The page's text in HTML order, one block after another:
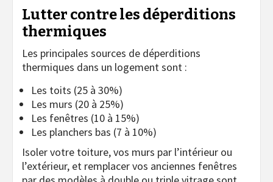
Lutter contre les déperditions
thermiques
Les principales sources de déperditions
thermiques dans un logement sont :
Les toits (25 à 30%)
Les murs (20 à 25%)
Les fenêtres (10 à 15%)
Les planchers bas (7 à 10%)
Isoler votre toiture, vos murs par l’intérieur ou
l’extérieur, et remplacer vos anciennes fenêtres